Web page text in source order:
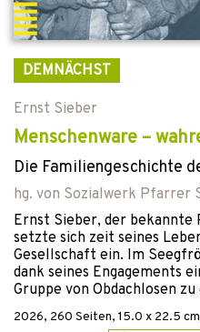
DEMNÄCHST
Ernst Sieber
Menschenware –
Die Familiengeschichte
hg. von Sozialwerk Pfarrer
Ernst Sieber, der bekannte
setzte sich zeit seines
Gesellschaft ein. Im
dank seines Engagements
Gruppe von Obdachlosen
2026, 260 Seiten, 15.0 x 22.5